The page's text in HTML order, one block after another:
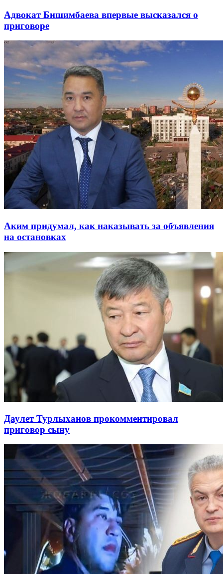
Адвокат Бишимбаева впервые высказался о
приговоре
Аким придумал, как наказывать за объявления
на остановках
Даулет Турлыханов прокомментировал
приговор сыну